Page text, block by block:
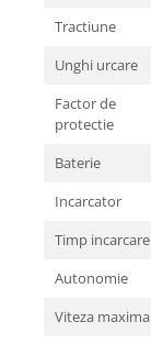
Tractiune
Unghi urcare
Factor de
protectie
Baterie
Incarcator
Timp incarcare
Autonomie
Viteza maxima